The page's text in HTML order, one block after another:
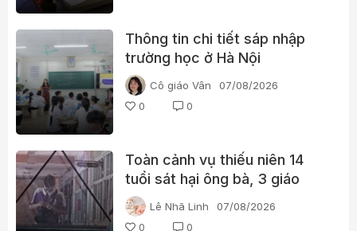
Thông tin chi tiết sáp nhập
trường học ở Hà Nội
Cô giáo Vân
07/08/2026
0
0
Toàn cảnh vụ thiếu niên 14
tuổi sát hại ông bà, 3 giáo
viên và 3 học sinh
Lê Nhã Linh
07/08/2026
0
0